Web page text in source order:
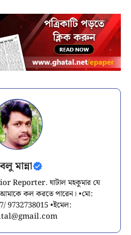
মান্না
Reporter. ঘাটাল মহকুমার যে
কল করতে পারেন। •মো:
9732738015 •ইমেল: